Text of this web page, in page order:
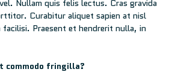
Nullam quis felis lectus. Cras gravida
Curabitur aliquet sapien at nisl
Praesent et hendrerit nulla, in
commodo fringilla?